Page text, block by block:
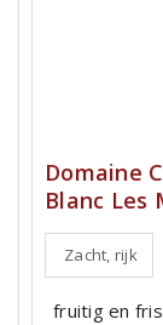
Domaine
Blanc Les
Zacht, rijk
fruitig en fris